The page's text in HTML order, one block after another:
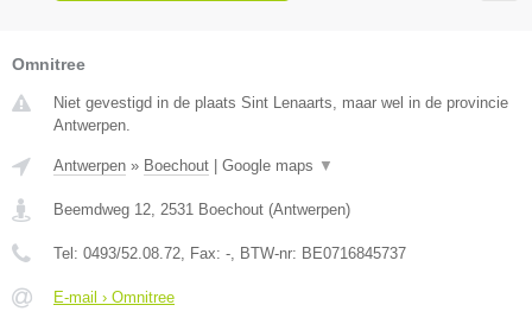
Omnitree
Niet gevestigd in de plaats Sint Lenaarts, maar wel in de provincie
Antwerpen.
Antwerpen » Boechout | Google maps ▼
Beemdweg 12 2531 Boechout (Antwerpen)
Tel: 0493/52.08.72 , Fax: - , BTW-nr: BE0716845737
E-mail › Omnitree